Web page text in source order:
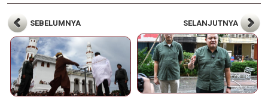
SEBELUMNYA SELANJUTNYA